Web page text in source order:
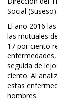
Social (Suseso).
El año 2016
las mutuales
17 por ciento
seguida de
ciento. Al
estas
hombres.